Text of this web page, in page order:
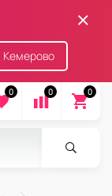
Кемерово
0 0 0